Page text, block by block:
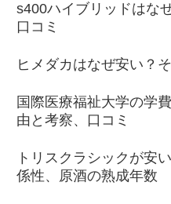
s400ハイブリッドはな
口コミ
ヒメダカはなぜ安い？
国際医療福祉大学の学
由と考察、口コミ
トリスクラシックが安
係性、原酒の熟成年数